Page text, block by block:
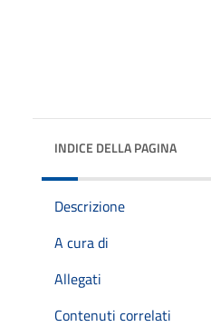
INDICE DELLA PAGINA
Descrizione
A cura di
Allegati
Contenuti correlati